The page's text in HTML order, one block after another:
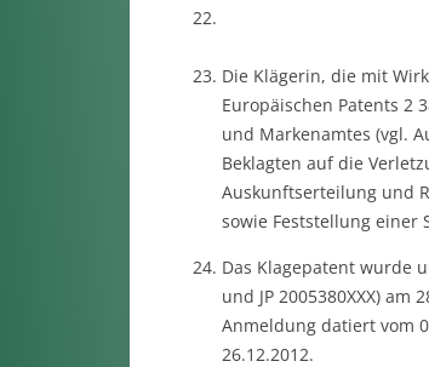
Die Klägerin, die mit
Europäischen Patents 2
und Markenamtes (vgl.
Beklagten auf die
Auskunftserteilung und
sowie Feststellung einer
Das Klagepatent wurde
und JP 2005380XXX)
Anmeldung datiert vom
26.12.2012.